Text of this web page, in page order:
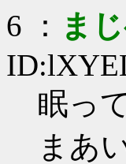
6 ： まじ
眠っ
まあ